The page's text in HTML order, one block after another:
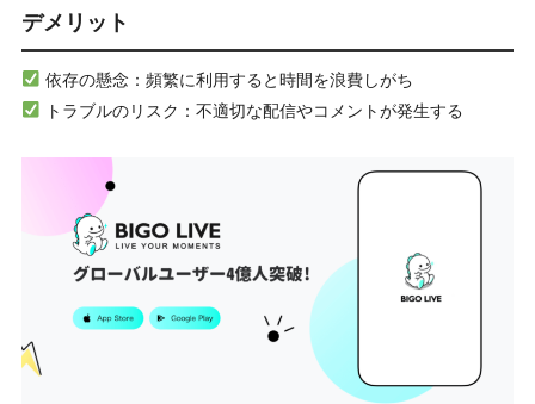
デメリット
依存の懸念：頻繁に利用すると時間を浪費しがち
トラブルのリスク：不適切な配信やコメントが発生する